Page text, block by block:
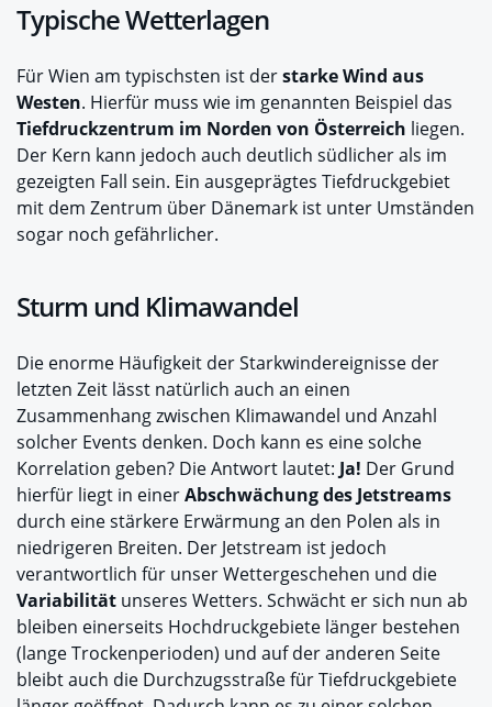
Typische Wetterlagen
Für Wien am typischsten ist derstarke Wind aus
Westen. Hierfür muss wie im genannten Beispiel das
Tiefdruckzentrum im Norden von Österreich liegen.
Der Kern kann jedoch auch deutlich südlicher als im
gezeigten Fall sein. Ein ausgeprägtes Tiefdruckgebiet
mit dem Zentrum über Dänemark ist unter Umständen
sogar noch gefährlicher.
Sturm und Klimawandel
Die enorme Häufigkeit der Starkwindereignisse der
letzten Zeit lässt natürlich auch an einen
Zusammenhang zwischen Klimawandel und Anzahl
solcher Events denken. Doch kann es eine solche
Korrelation geben? Die Antwort lautet: Ja! Der Grund
hierfür liegt in einerAbschwächung des Jetstreams
durch eine stärkere Erwärmung an den Polen als in
niedrigeren Breiten. Der Jetstream ist jedoch
verantwortlich für unser Wettergeschehen und die
Variabilität unseres Wetters. Schwächt er sich nun ab
bleiben einerseits Hochdruckgebiete länger bestehen
(lange Trockenperioden) und auf der anderen Seite
bleibt auch die Durchzugsstraße für Tiefdruckgebiete